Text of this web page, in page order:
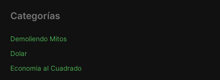
c
r
p
o
Categorías
Demoliendo Mitos
Dolar
Economia al Cuadrado